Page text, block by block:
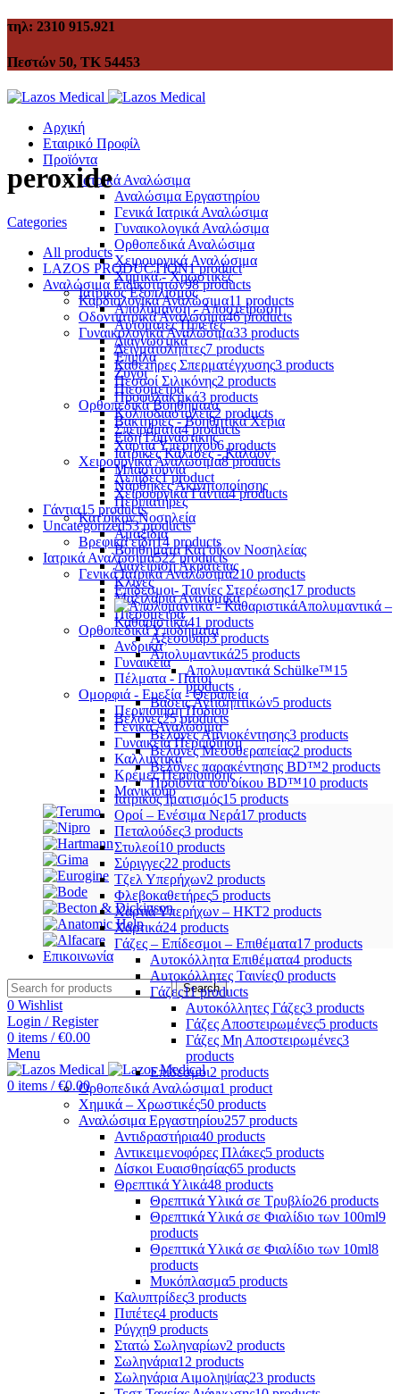
τηλ: 2310 915.921
Πεστών 50, ΤΚ 54453
Αρχική
Εταιρικό Προφίλ
Προϊόντα
Ιατρικά Αναλώσιμα
Αναλώσιμα Εργαστηρίου
Γενικά Ιατρικά Αναλώσιμα
Γυναικολογικά Αναλώσιμα
Ορθοπεδικά Αναλώσιμα
Χειρουργικά Αναλώσιμα
Χημικά - Χρωστικές
Ιατρικός Εξοπλισμός
Απολύμανση - Αποστείρωση
Αυτόματες Πιπέτες
Διαγνωστικά
Έπιπλα
Ζυγοί
Πιεσόμετρα
Ορθοπεδικά Βοηθήματα
Βακτηρίες - Βοηθητικά Χέρια
Είδη Γυμναστικής
Ιατρικές Κάλτσες - Καλσόν
Μπαστούνια
Νάρθηκες Ακινητοποίησης
Περιπατήρες
Κατ'οίκον Νοσηλεία
Αμαξίδια
Βοηθήματα Κατ'οίκον Νοσηλείας
Διαχείριση Ακράτειας
Κλίνες
Μαξιλάρια Ανατομικά
Πιεσόμετρα
Ορθοπεδικά Υποδήματα
Ανδρικά
Γυναικεία
Πέλματα - Πάτοι
Ομορφιά - Ευεξία - Θεραπεία
Περιποίηση Ποδιού
Γενικά Αναλώσιμα
Γυναικεία Περιποίηση
Καλλυντικά
Κρέμες Περιποίησης
Μανικιούρ
Επικοινωνία
Search
0 Wishlist
Login / Register
0 items / €0.00
Menu
0 items / €0.00
peroxide
Categories
All products
LAZOS PRODUCTION1 product
Αναλώσιμα Ειδικοτήτων98 products
Καρδιολογικά Αναλώσιμα11 products
Οδοντιατρικά Αναλώσιμα46 products
Γυναικολογικά Αναλώσιμα33 products
Δειγματολήπτες7 products
Καθετήρες Σπερματέγχυσης3 products
Πεσσοί Σιλικόνης2 products
Προφυλακτικά3 products
Κολποδιαστολείς2 products
Σπειράματα4 products
Χαρτιά Υπερήχου6 products
Χειρουργικά Αναλώσιμα8 products
Λεπίδες1 product
Χειρουργικά Γάντια4 products
Γάντια15 products
Uncategorized53 products
Βρεφικά είδη14 products
Ιατρικά Αναλώσιμα522 products
Γενικά Ιατρικά Αναλώσιμα210 products
Επίδεσμοι- Ταινίες Στερέωσης17 products
Απολυμαντικά –
Καθαριστικά41 products
Αξεσουάρ3 products
Απολυμαντικά25 products
Απολυμαντικά Schülke™15
products
Βάσεις Αντισηπτικών5 products
Βελόνες25 products
Βελόνες Αμνιοκέντησης3 products
Βελόνες Μεσοθεραπείας2 products
Βελόνες παρακέντησης BD™2 products
Προϊόντα του οίκου BD™10 products
Ιατρικός Ιματισμός15 products
Οροί – Ενέσιμα Νερά17 products
Πεταλούδες3 products
Στυλεοί10 products
Σύριγγες22 products
Τζελ Υπερήχων2 products
Φλεβοκαθετήρες5 products
Χαρτιά Υπερήχων – ΗΚΤ2 products
Χαρτικά24 products
Γάζες – Επίδεσμοι – Επιθέματα17 products
Αυτοκόλλητα Επιθέματα4 products
Αυτοκόλλητες Ταινίες0 products
Γάζες11 products
Αυτοκόλλητες Γάζες3 products
Γάζες Αποστειρωμένες5 products
Γάζες Μη Αποστειρωμένες3
products
Επίδεσμοι2 products
Ορθοπεδικά Αναλώσιμα1 product
Χημικά – Χρωστικές50 products
Αναλώσιμα Εργαστηρίου257 products
Αντιδραστήρια40 products
Αντικειμενοφόρες Πλάκες5 products
Δίσκοι Ευαισθησίας65 products
Θρεπτικά Υλικά48 products
Θρεπτικά Υλικά σε Τρυβλίο26 products
Θρεπτικά Υλικά σε Φιαλίδιο των 100ml9
products
Θρεπτικά Υλικά σε Φιαλίδιο των 10ml8
products
Μυκόπλασμα5 products
Καλυπτρίδες3 products
Πιπέτες4 products
Ρύγχη9 products
Στατώ Σωληναρίων2 products
Σωληνάρια12 products
Σωληνάρια Αιμοληψίας23 products